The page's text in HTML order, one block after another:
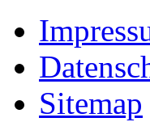
Sitemap